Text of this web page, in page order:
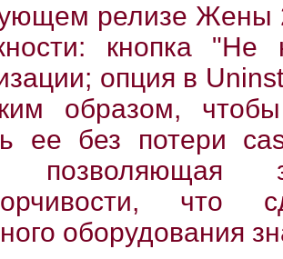
релизе Жены
кнопка
опция в
образом,
ее без потери
что
оборудования